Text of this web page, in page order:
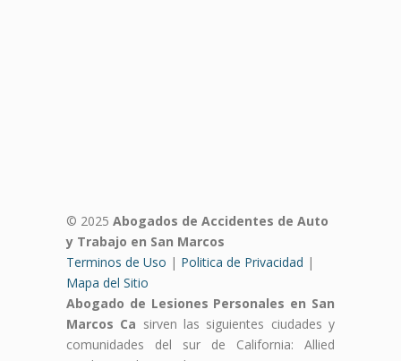
© 2025 Abogados de Accidentes de Auto
y Trabajo en San Marcos
Terminos de Uso | Politica de Privacidad |
Mapa del Sitio
Abogado de Lesiones Personales en San
Marcos Ca sirven las siguientes ciudades y
comunidades del sur de California: Allied